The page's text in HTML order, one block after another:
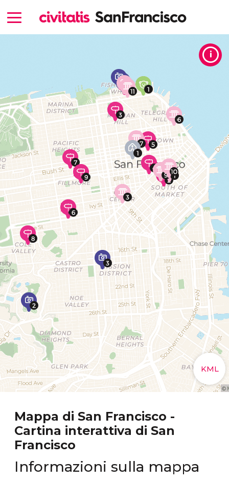
Mappa di San Francisco -
Cartina interattiva di San
Francisco
Informazioni sulla mappa